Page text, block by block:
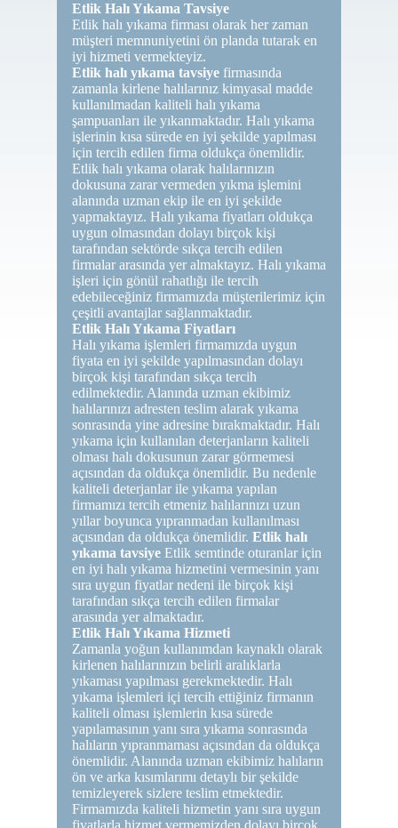
Etlik Halı Yıkama Tavsiye
Etlik halı yıkama firması olarak her zaman
müşteri memnuniyetini ön planda tutarak en
iyi hizmeti vermekteyiz.
Etlik halı yıkama tavsiye firmasında
zamanla kirlene halılarınız kimyasal madde
kullanılmadan kaliteli halı yıkama
şampuanları ile yıkanmaktadır. Halı yıkama
işlerinin kısa sürede en iyi şekilde yapılması
için tercih edilen firma oldukça önemlidir.
Etlik halı yıkama olarak halılarınızın
dokusuna zarar vermeden yıkma işlemini
alanında uzman ekip ile en iyi şekilde
yapmaktayız. Halı yıkama fiyatları oldukça
uygun olmasından dolayı birçok kişi
tarafından sektörde sıkça tercih edilen
firmalar arasında yer almaktayız. Halı yıkama
işleri için gönül rahatlığı ile tercih
edebileceğiniz firmamızda müşterilerimiz için
çeşitli avantajlar sağlanmaktadır.
Etlik Halı Yıkama Fiyatları
Halı yıkama işlemleri firmamızda uygun
fiyata en iyi şekilde yapılmasından dolayı
birçok kişi tarafından sıkça tercih
edilmektedir. Alanında uzman ekibimiz
halılarınızı adresten teslim alarak yıkama
sonrasında yine adresine bırakmaktadır. Halı
yıkama için kullanılan deterjanların kaliteli
olması halı dokusunun zarar görmemesi
açısından da oldukça önemlidir. Bu nedenle
kaliteli deterjanlar ile yıkama yapılan
firmamızı tercih etmeniz halılarınızı uzun
yıllar boyunca yıpranmadan kullanılması
açısından da oldukça önemlidir. Etlik halı
yıkama tavsiye Etlik semtinde oturanlar için
en iyi halı yıkama hizmetini vermesinin yanı
sıra uygun fiyatlar nedeni ile birçok kişi
tarafından sıkça tercih edilen firmalar
arasında yer almaktadır.
Etlik Halı Yıkama Hizmeti
Zamanla yoğun kullanımdan kaynaklı olarak
kirlenen halılarınızın belirli aralıklarla
yıkaması yapılması gerekmektedir. Halı
yıkama işlemleri içi tercih ettiğiniz firmanın
kaliteli olması işlemlerin kısa sürede
yapılamasının yanı sıra yıkama sonrasında
halıların yıpranmaması açısından da oldukça
önemlidir. Alanında uzman ekibimiz halıların
ön ve arka kısımlarımı detaylı bir şekilde
temizleyerek sizlere teslim etmektedir.
Firmamızda kaliteli hizmetin yanı sıra uygun
fiyatlarla hizmet vermemizden dolayı birçok